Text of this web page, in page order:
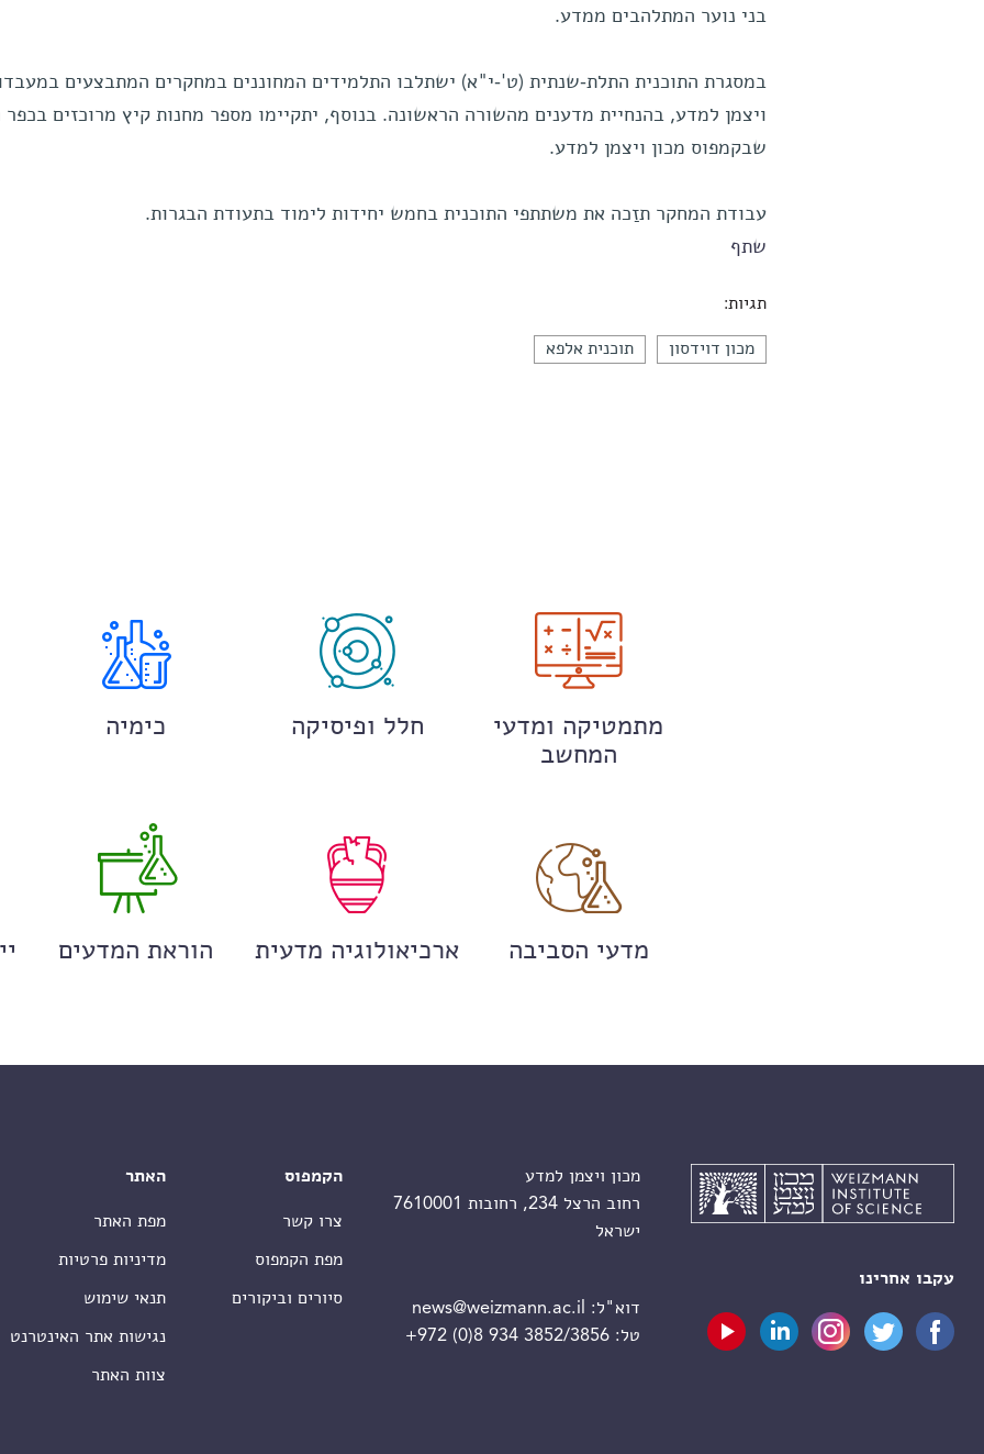
בני נוער המתלהבים ממדע.
במסגרת התוכנית התלת-שנתית (ט'-י"א) ישתלבו התלמידים המחוננים במחקרים המתבצעים
ויצמן למדע, בהנחיית מדענים מהשורה הראשונה. בנוסף, יתקיימו מספר מחנות קיץ מרוכזים בכפר
שבקמפוס מכון ויצמן למדע.
עבודת המחקר תזַכה את משתתפי התוכנית בחמש יחידות לימוד בתעודת הבגרות.
שתף
תגיות:
מכון דוידסון תוכנית אלפא
מתמטיקה ומדעי
המחשב
חלל ופיסיקה כימיה
מדעי הסביבה ארכיאולוגיה מדעית הוראת המדעים
עקבו אחרינו
מכון ויצמן למדע
רחוב הרצל 234, רחובות 7610001
ישראל
דוא"ל:
news@weizmann.ac.il
טל:+972 (0)8 934 3852/3856
הקמפוס
צרו קשר
מפת הקמפוס
סיורים וביקורים
האתר
מפת האתר
מדיניות פרטיות
תנאי שימוש
נגישות אתר האינטרנט
צוות האתר